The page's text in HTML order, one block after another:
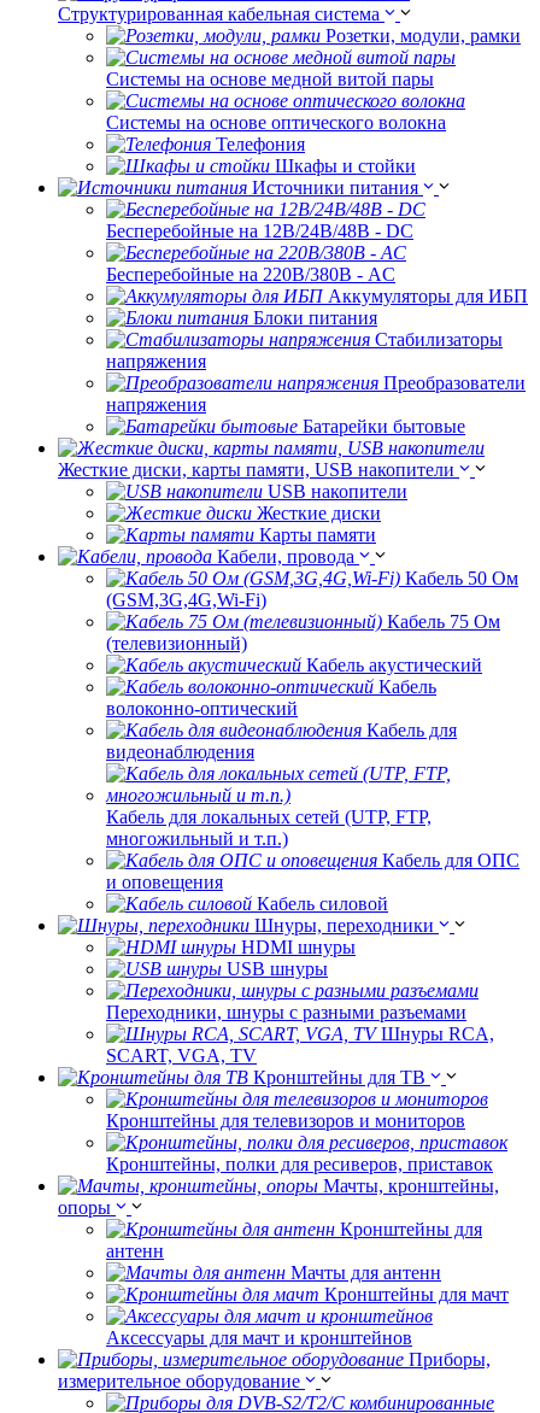
Структурированная кабельная система
Розетки, модули, рамки
Системы на основе медной витой пары
Системы на основе оптического волокна
Телефония
Шкафы и стойки
Источники питания
Бесперебойные на 12В/24В/48В - DC
Бесперебойные на 220В/380В - AC
Аккумуляторы для ИБП
Блоки питания
Стабилизаторы
напряжения
Преобразователи
напряжения
Батарейки бытовые
Жесткие диски, карты памяти, USB накопители
USB накопители
Жесткие диски
Карты памяти
Кабели, провода
Кабель 50 Ом
(GSM,3G,4G,Wi-Fi)
Кабель 75 Ом
(телевизионный)
Кабель акустический
Кабель
волоконно-оптический
Кабель для
видеонаблюдения
Кабель для локальных сетей (UTP, FTP,
многожильный и т.п.)
Кабель для ОПС
и оповещения
Кабель силовой
Шнуры, переходники
HDMI шнуры
USB шнуры
Переходники, шнуры с разными разъемами
Шнуры RCA,
SCART, VGA, TV
Кронштейны для ТВ
Кронштейны для телевизоров и мониторов
Кронштейны, полки для ресиверов, приставок
Мачты, кронштейны,
опоры
Кронштейны для
антенн
Мачты для антенн
Кронштейны для мачт
Аксессуары для мачт и кронштейнов
Приборы,
измерительное оборудование